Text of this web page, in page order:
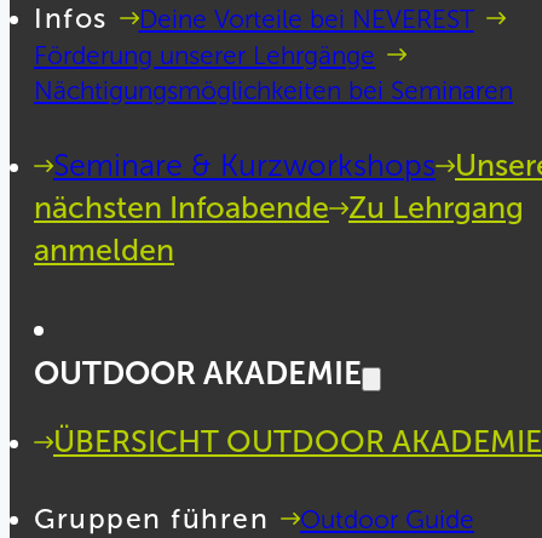
Infos
Deine Vorteile bei NEVEREST
Förderung unserer Lehrgänge
Nächtigungsmöglichkeiten bei Seminaren
Seminare & Kurzworkshops
nächsten Infoabende Zu Lehrgang
anmelden
OUTDOOR AKADEMIE
ÜBERSICHT OUTDOOR AKADEMIE
Gruppen führen
Outdoor Guide